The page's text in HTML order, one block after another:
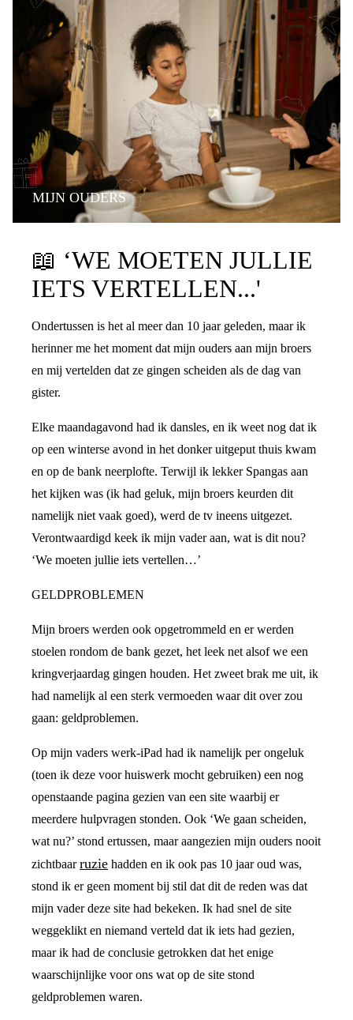
MIJN OUDERS
📖 ‘WE MOETEN JULLIE
IETS VERTELLEN...'
Ondertussen is het al meer dan 10 jaar geleden, maar ik
herinner me het moment dat mijn ouders aan mijn broers
en mij vertelden dat ze gingen scheiden als de dag van
gister.
Elke maandagavond had ik dansles, en ik weet nog dat ik
op een winterse avond in het donker uitgeput thuis kwam
en op de bank neerplofte. Terwijl ik lekker Spangas aan
het kijken was (ik had geluk, mijn broers keurden dit
namelijk niet vaak goed), werd de tv ineens uitgezet.
Verontwaardigd keek ik mijn vader aan, wat is dit nou?
‘We moeten jullie iets vertellen…’
GELDPROBLEMEN
Mijn broers werden ook opgetrommeld en er werden
stoelen rondom de bank gezet, het leek net alsof we een
kringverjaardag gingen houden. Het zweet brak me uit, ik
had namelijk al een sterk vermoeden waar dit over zou
gaan: geldproblemen.
Op mijn vaders werk-iPad had ik namelijk per ongeluk
(toen ik deze voor huiswerk mocht gebruiken) een nog
openstaande pagina gezien van een site waarbij er
meerdere hulpvragen stonden. Ook ‘We gaan scheiden,
wat nu?’ stond ertussen, maar aangezien mijn ouders nooit
zichtbaarruzie hadden en ik ook pas 10 jaar oud was,
stond ik er geen moment bij stil dat dit de reden was dat
mijn vader deze site had bekeken. Ik had snel de site
weggeklikt en niemand verteld dat ik iets had gezien,
maar ik had de conclusie getrokken dat het enige
waarschijnlijke voor ons wat op de site stond
geldproblemen waren.